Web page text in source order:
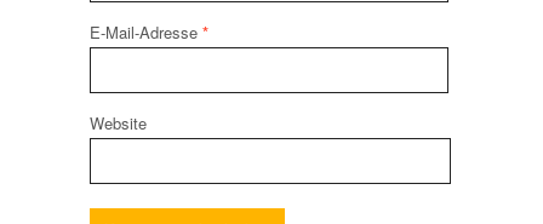
E-Mail-Adresse *
Website